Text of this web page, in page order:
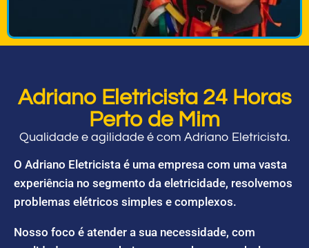
Adriano Eletricista 24 Horas
Perto de Mim
Qualidade e agilidade é com Adriano Eletricista.
O Adriano Eletricista é uma empresa com uma vasta
experiência no segmento da eletricidade, resolvemos
problemas elétricos simples e complexos.
Nosso foco é atender a sua necessidade, com